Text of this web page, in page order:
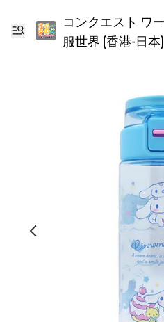
コンクエスト ワールド 征
服世界 (香港-日本)